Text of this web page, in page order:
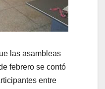
las asambleas
febrero se contó
entre